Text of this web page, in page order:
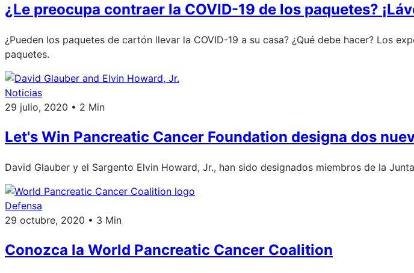
¿Le preocupa contraer la COVID-19 de los paquetes?
¿Pueden los paquetes de cartón llevar la COVID-19 a su casa? ¿Qué debe hacer? Los
paquetes.
Noticias
29 julio, 2020 • 2 Min
Let's Win Pancreatic Cancer Foundation designa dos
David Glauber y el Sargento Elvin Howard, Jr., han sido designados miembros de la
Defensa
29 octubre, 2020 • 3 Min
Conozca la World Pancreatic Cancer Coalition